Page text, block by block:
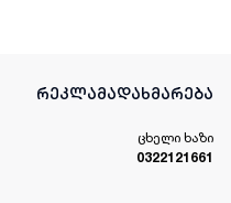
რეკლამადახმარება
ცხელი ხაზი
0322121661